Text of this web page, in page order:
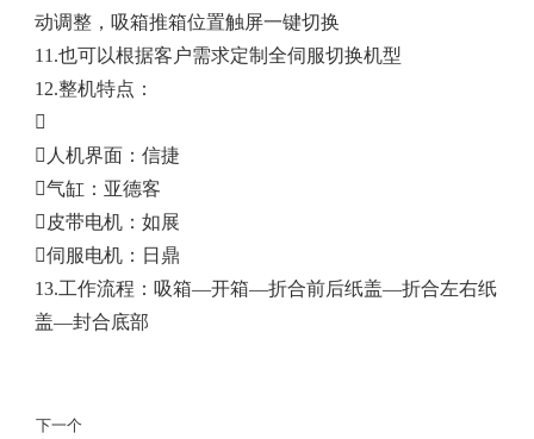
动调整，吸箱推箱位置触屏一键切换
11.也可以根据客户需求定制全伺服切换机型
12.整机特点：

人机界面：信捷
气缸：亚德客
皮带电机：如展
伺服电机：日鼎
13.工作流程：吸箱—开箱—折合前后纸盖—折合左右纸
盖—封合底部
下一个